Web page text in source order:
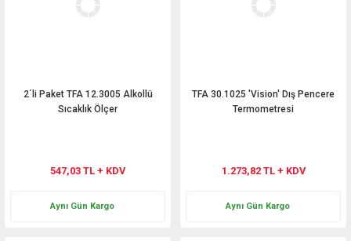
2´li Paket TFA 12.3005 Alkollü
Sıcaklık Ölçer
547,03 TL + KDV
Aynı Gün Kargo
TFA 30.1025 'Vision' Dış Pencere
Termometresi
1.273,82 TL + KDV
Aynı Gün Kargo